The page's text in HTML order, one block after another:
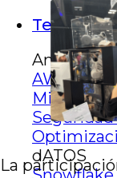
Tech stack
Amazon
AWS web
Migración
Seguridad
dATOS
La